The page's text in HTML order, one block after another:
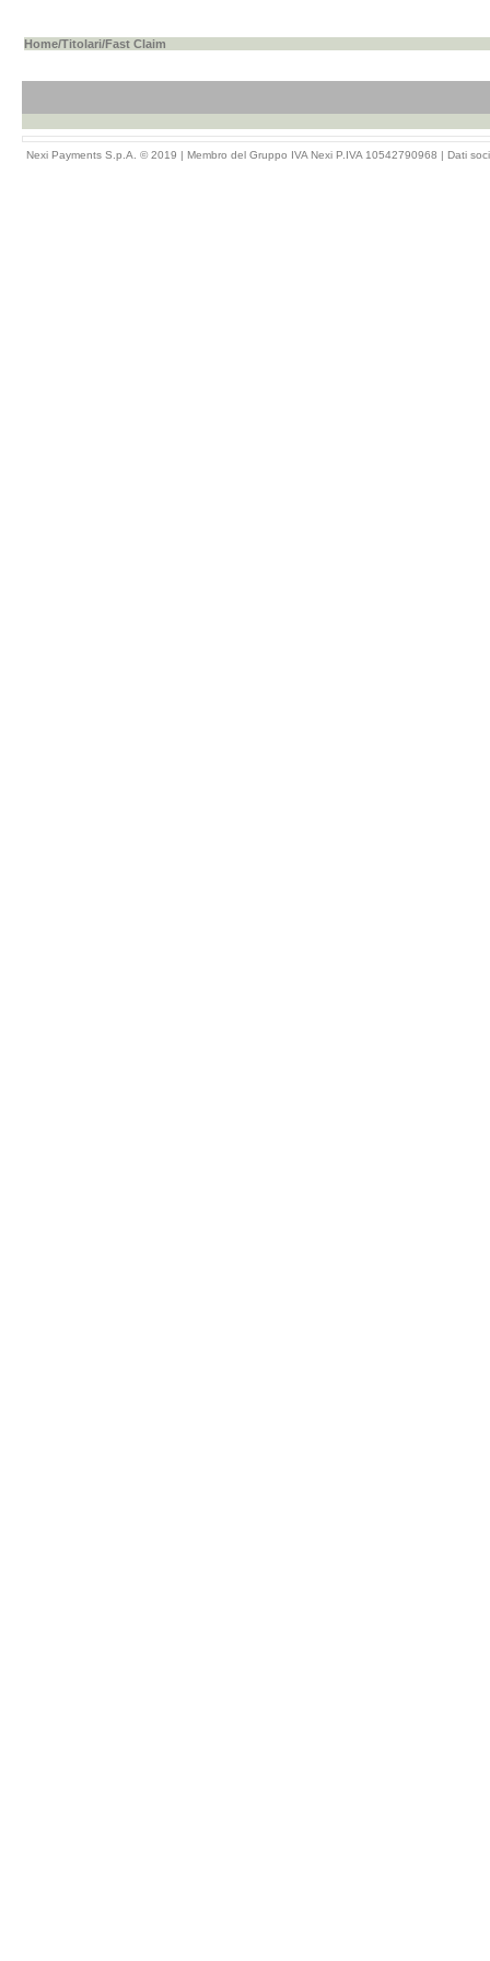
Home/Titolari/Fast Claim
Nexi Payments S.p.A. © 2019 | Membro del Gruppo IVA Nexi P.IVA 10542790968 | Dati